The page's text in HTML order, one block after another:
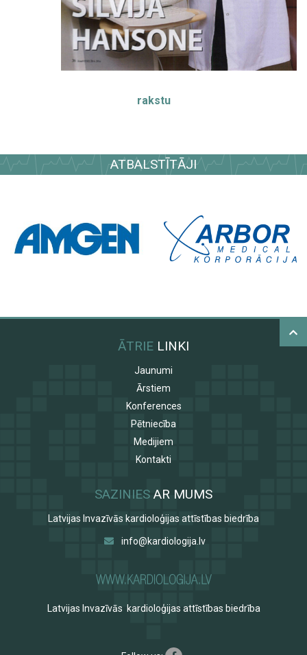
rakstu
ATBALSTĪTĀJI
ĀTRIE LINKI
Jaunumi
Ārstiem
Konferences
Pētniecība
Medijiem
Kontakti
SAZINIES AR MUMS
Latvijas Invazīvās kardioloģijas attīstības biedrība
info@kardiologija.lv
Latvijas Invazīvās kardioloģijas attīstības biedrība